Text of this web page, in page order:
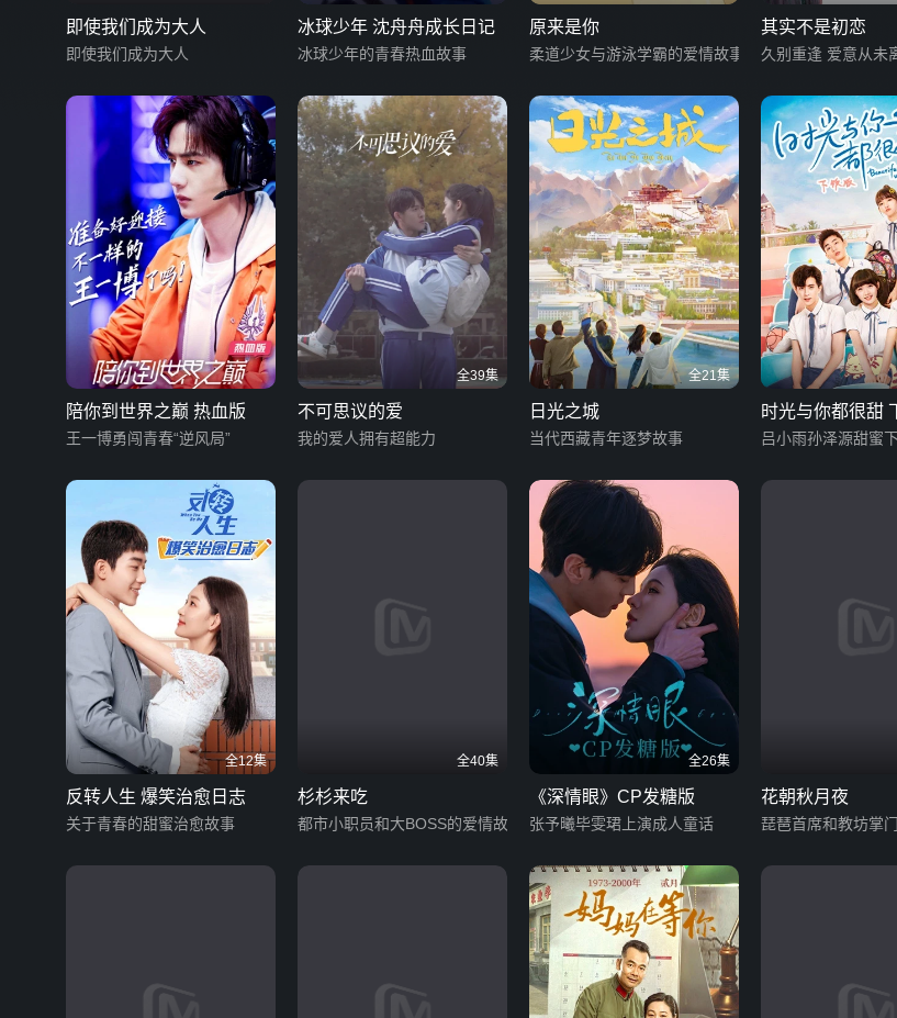
即使我们成为大人
即使我们成为大人
冰球少年 沈舟舟成长日记
冰球少年的青春热血故事
原来是你
柔道少女与游泳学霸的爱情故事
其实不是初恋
久别重逢 爱意从未
陪你到世界之巅 热血版
王一博勇闯青春“逆风局”
全39集
不可思议的爱
我的爱人拥有超能力
全21集
日光之城
当代西藏青年逐梦故事
时光与你都很甜
吕小雨孙泽源甜蜜
全12集
反转人生 爆笑治愈日志
关于青春的甜蜜治愈故事
全40集
杉杉来吃
都市小职员和大BOSS的爱情故事
全26集
《深情眼》CP发糖版
张予曦毕雯珺上演成人童话
花朝秋月夜
琵琶首席和教坊掌